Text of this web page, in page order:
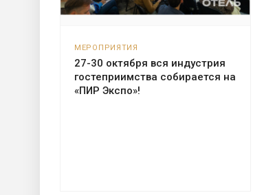
МЕРОПРИЯТИЯ
27-30 октября вся индустрия
гостеприимства собирается на
«ПИР Экспо»!